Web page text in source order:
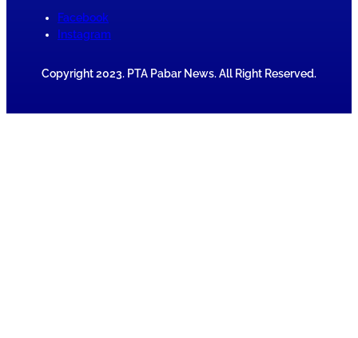
Facebook
Instagram
Copyright 2023. PTA Pabar News. All Right Reserved.